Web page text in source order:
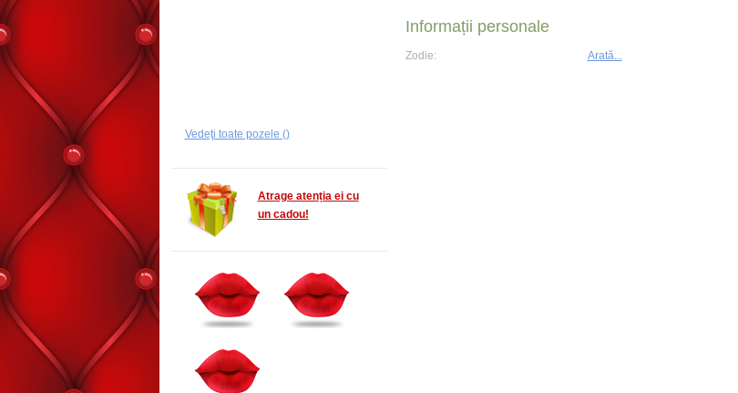
Vedeţi toate pozele ()
Atrage atenția ei cu
un cadou!
Informații personale
Zodie: Arată...